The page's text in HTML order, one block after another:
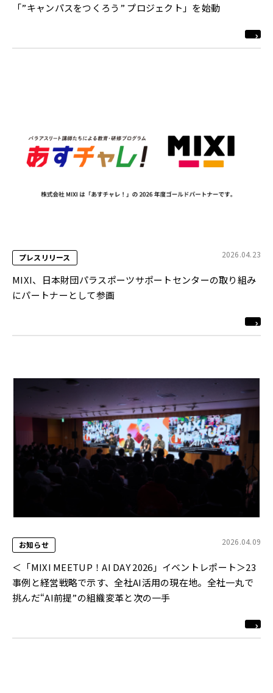
「”キャンパスをつくろう” プロジェクト」を始動
プレスリリース 2026.04.23
MIXI、日本財団パラスポーツサポートセンターの取り組み
にパートナーとして参画
お知らせ 2026.04.09
＜「MIXI MEETUP！AI DAY 2026」イベントレポート＞23
事例と経営戦略で示す、全社AI活用の現在地。全社一丸で
挑んだ“AI前提”の組織変革と次の一手